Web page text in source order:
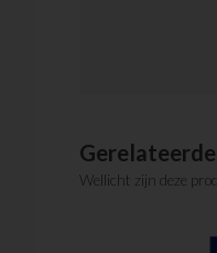
Wellicht zijn deze